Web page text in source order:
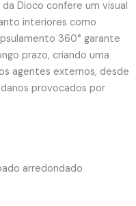
Dioco confere um visual
interiores como
360° garante
prazo, criando uma
agentes externos, desde
provocados por
arredondado